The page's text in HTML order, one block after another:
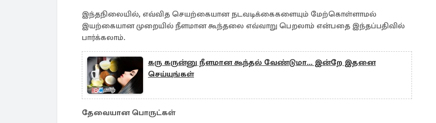
இந்தநிலையில், எவ்வித செயற்கையான நடவடிக்கைகளையும் மேற்கொள்ளாமல்
இயற்கையான முறையில் நீளமான கூந்தலை எவ்வாறு பெறலாம் என்பதை இந்தப்பதிவில்
பார்க்கலாம்.
கரு கருன்னு நீளமான கூந்தல் வேண்டுமா... இன்றே இதனை
செய்யுங்கள்
தேவையான பொருட்கள்